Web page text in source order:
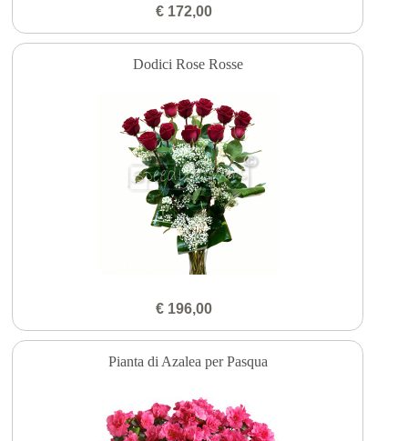
€ 172,00
Dodici Rose Rosse
€ 196,00
Pianta di Azalea per Pasqua